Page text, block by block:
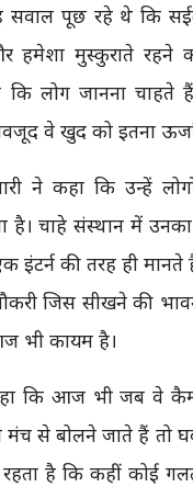
पूछ रहे थे कि
हमेशा मुस्कुराते रहने
कि लोग जानना
वे खुद को इतना
ने कहा कि उन्हें
है। चाहे संस्थान में
की तरह ही मानते
जिस सीखने की
भी कायम है।
कि आज भी जब वे
से बोलने जाते हैं तो
है कि कहीं कोई